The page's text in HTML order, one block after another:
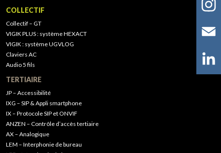
COLLECTIF
Collectif – GT
VIGIK PLUS : système HEXACT
VIGIK : système UGVLOG
Claviers AC
Audio 5 fils
TERTIAIRE
JP – Accessibilité
IXG – SIP & Appli smartphone
IX – Protocole SIP et ONVIF
ANZEN – Contrôle d’accès tertiaire
AX – Analogique
LEM – Interphonie de bureau